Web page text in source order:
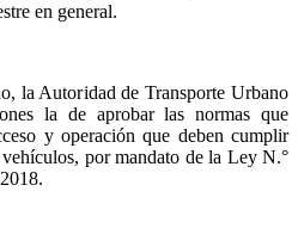
en general.
la Autoridad de Transporte Urbano
la de aprobar las normas que
y operación que deben cumplir
por mandato de la Ley N.°